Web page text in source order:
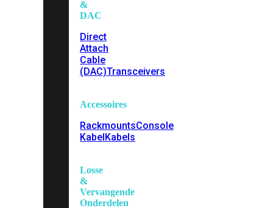
&
DAC
Direct
Attach
Cable
(DAC)Transceivers
Accessoires
RackmountsConsole
KabelKabels
Losse
&
Vervangende
Onderdelen